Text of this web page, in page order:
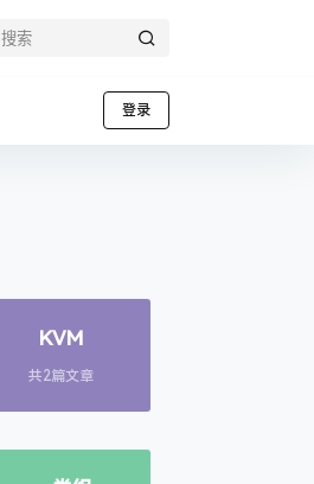
登录
KVM
共2篇文章